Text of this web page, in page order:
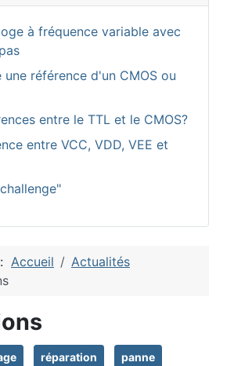
à fréquence variable avec
une référence d'un CMOS ou
entre le TTL et le CMOS?
entre VCC, VDD, VEE et
Accueil
Actualités
réparation panne